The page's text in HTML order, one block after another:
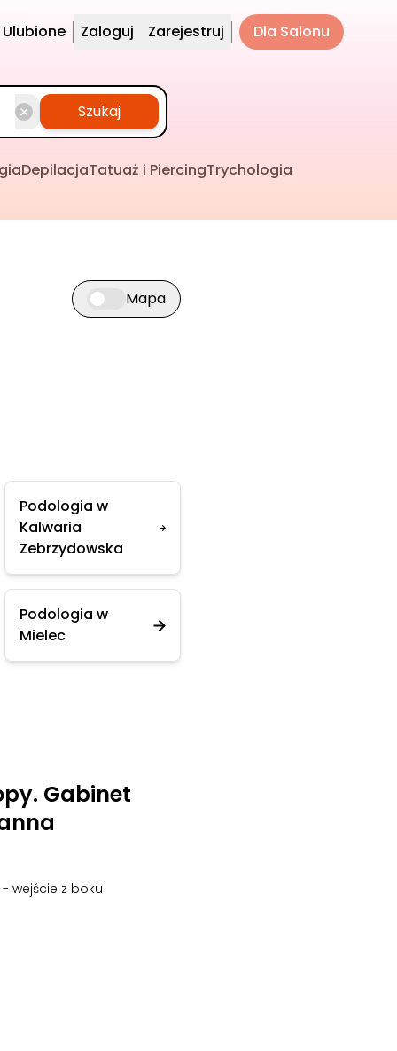
Ulubione Zaloguj Zarejestruj Dla Salonu
Szukaj
DepilacjaTatuaż i PiercingTrychologia
Przełącz widok mapy
Mapa
Podologia w
Kalwaria
Zebrzydowska
Podologia w
Mielec
Gabinet
- wejście z boku